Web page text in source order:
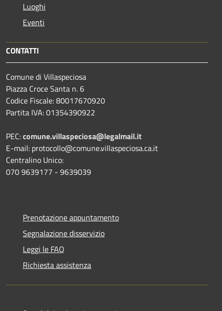
Luoghi
Eventi
CONTATTI
Comune di Villaspeciosa
Piazza Croce Santa n. 6
Codice Fiscale: 80017670920
Partita IVA: 01354390922
PEC:comune.villaspeciosa@legalmail.it
E-mail: protocollo@comune.villaspeciosa.ca.it
Centralino Unico:
070 9639177 - 9639039
Prenotazione appuntamento
Segnalazione disservizio
Leggi le FAQ
Richiesta assistenza